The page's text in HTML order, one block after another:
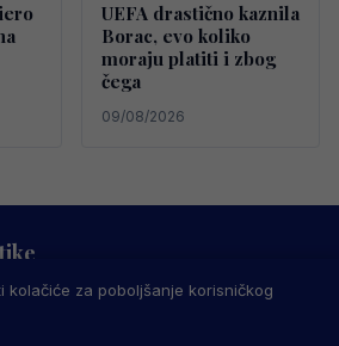
UEFA drastično kaznila
Borac, evo koliko
moraju platiti i zbog
čega
09/08/2026
MARKETING USLOVI KORIŠTENJA
prava zadržana.
kolačiće za poboljšanje korisničkog